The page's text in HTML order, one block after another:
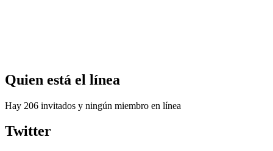
Quien está el línea
Hay 206 invitados y ningún miembro en línea
Twitter